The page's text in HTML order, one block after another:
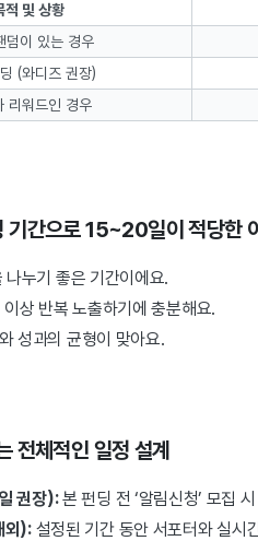
적 및 상황
덤이 있는 경우
(와디즈 권장)
리워드인 경우
기간으로 15~20일이 적당한
나누기 좋은 기간이에요.
상 반복 노출하기에 충분해요.
성과의 균형이 맞아요.
전체적인 일정 설계
권장):본 펀딩 전 ‘알림신청’ 모집
외):설정된 기간 동안 서포터와 실시